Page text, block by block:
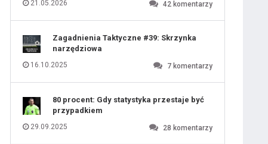
Juniorem?
21.05.2026 42 komentarzy
Zagadnienia Taktyczne #39: Skrzynka
narzędziowa
16.10.2025 7 komentarzy
80 procent: Gdy statystyka przestaje być
przypadkiem
29.09.2025 28 komentarzy